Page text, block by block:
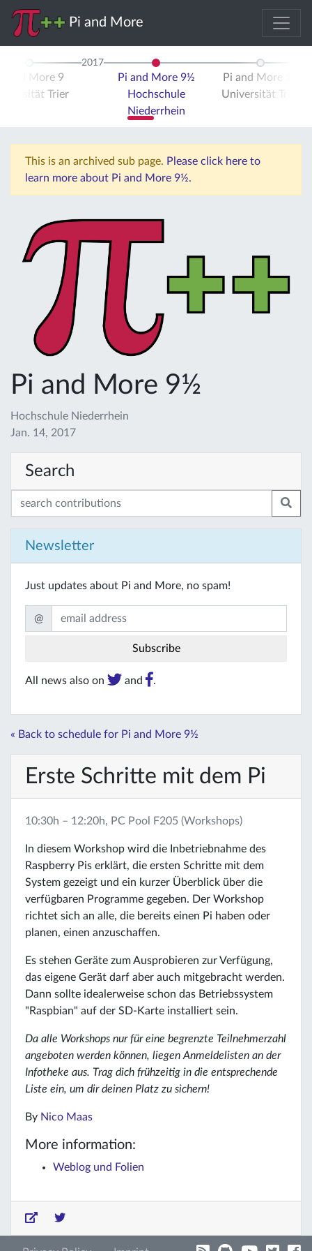
Pi and More
and More 9
Trier
2017
Pi and More 9½
Hochschule
Niederrhein
Pi and More 10
Universität Trier
This is an archived sub page. Please click here to
learn more about Pi and More 9½.
Pi and More 9½
Hochschule Niederrhein
Jan. 14, 2017
Search
Newsletter
Just updates about Pi and More, no spam!
@
All news also on and .
« Back to schedule for Pi and More 9½
Erste Schritte mit dem Pi
10:30h – 12:20h, PC Pool F205 (Workshops)
In diesem Workshop wird die Inbetriebnahme des
Raspberry Pis erklärt, die ersten Schritte mit dem
System gezeigt und ein kurzer Überblick über die
verfügbaren Programme gegeben. Der Workshop
richtet sich an alle, die bereits einen Pi haben oder
planen, einen anzuschaffen.
Es stehen Geräte zum Ausprobieren zur Verfügung,
das eigene Gerät darf aber auch mitgebracht werden.
Dann sollte idealerweise schon das Betriebssystem
"Raspbian" auf der SD-Karte installiert sein.
Da alle Workshops nur für eine begrenzte Teilnehmerzahl
angeboten werden können, liegen Anmeldelisten an der
Infotheke aus. Trag dich frühzeitig in die entsprechende
Liste ein, um dir deinen Platz zu sichern!
By Nico Maas
More information:
Weblog und Folien